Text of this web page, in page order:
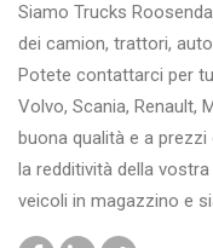
Siamo Trucks
dei camion, trattori,
Potete contattarci per
Volvo, Scania, Renault,
buona qualità e a
la redditività della
veicoli in magazzino e